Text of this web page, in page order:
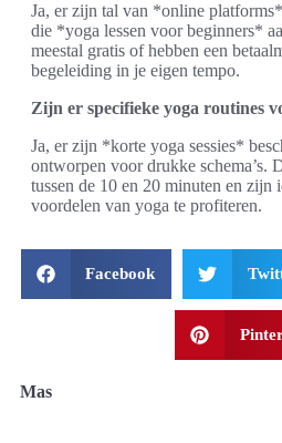
Ja, er zijn tal van *online
die *yoga lessen voor beginners*
meestal gratis of hebben een
begeleiding in je eigen tempo.
Zijn er specifieke yoga routines
Ja, er zijn *korte yoga sessies*
ontworpen voor drukke schema’s.
tussen de 10 en 20 minuten en zijn
voordelen van yoga te profiteren.
Facebook
Mas